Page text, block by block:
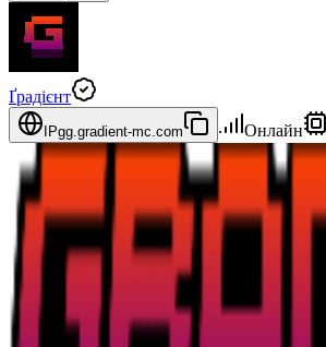
Ґрадієнт
IPgg.gradient-mc.com Онлайн